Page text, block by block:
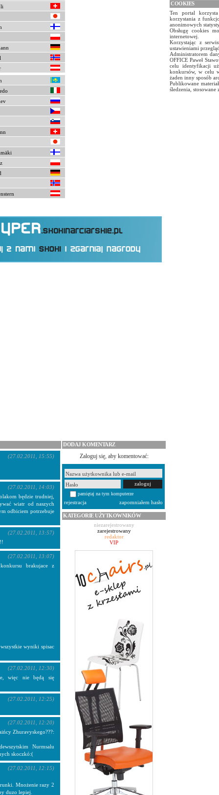
(27.02.2011, 15:55)
będzie trudniej,
wiatr od naszych
odbiciem potrzebuje
(27.02.2011, 14:03)
(27.02.2011, 13:57)
brakujace z
wyniki spisac
(27.02.2011, 13:07)
więc nie będą się
(27.02.2011, 12:30)
(27.02.2011, 12:25)
Zhuravyskego???:
Nurmsalu
skoczkó:(
(27.02.2011, 12:20)
Mnożenie razy 2
duzo lepiej.
(27.02.2011, 12:15)
DODAJ KOMENTARZ
Zaloguj się, aby komentować:
pamiętaj na tym komputerze
rejestracja
zapomniałem hasło
KATEGORIE UŻYTKOWNIKÓW
niezarejestrowany
zarejestrowany
redaktor
VIP
COOKIES
Ten portal
korzystania z
anonimowych
Obsługę cookies
internetowej.
Korzystając z
ustawieniami
Administratorem
OFFICE Paweł
celu identyfikacji
konkursów, w celu
żaden inny sposób
Publikowane
śledzenia,